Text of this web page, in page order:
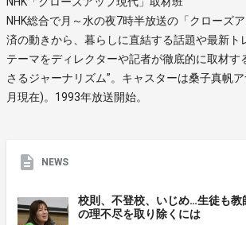
NHK総合で月～水の夜7時半放送の「クローズ
済の動きから、暮らしに直結する話題や最新ト
テーマをディレクターや記者が徹底的に取材す
さるジャーナリズム”。キャスターは桑子真帆
月現在)。1993年放送開始。
NEWS
校則、不登校、いじめ…生徒も教
の理不尽を取り除くには